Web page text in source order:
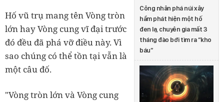
Công nhân phá núi xây
hầm phát hiện một hố
đen lạ, chuyên gia mất 3
tháng đào bới tìm ra “kho
báu”
Hố vũ trụ mang tên Vòng tròn
lớn hay Vòng cung vĩ đại trước
đó đều đã phá vỡ điều này. Vì
sao chúng có thể tồn tại vẫn là
một câu đố.
"Vòng tròn lớn và Vòng cung